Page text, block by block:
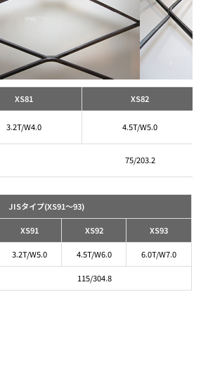
XS81 XS82
3.2T/W4.0 4.5T/W5.0
75/203.2
JISタイプ(XS91～93)
XS91 XS92 XS93
3.2T/W5.0 4.5T/W6.0 6.0T/W7.0
115/304.8